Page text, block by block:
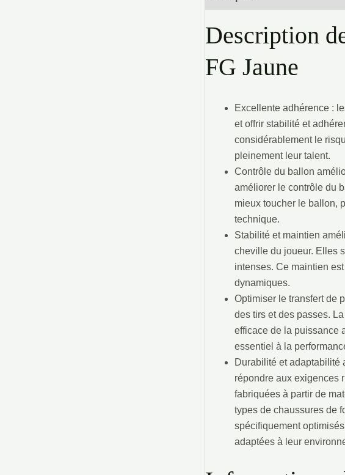
Description
FG Jaune
Excellente adhérence :
et offrir stabilité et
considérablement le
pleinement leur talent.
Contrôle du ballon
améliorer le contrôle du
mieux toucher le ballon,
technique.
Stabilité et maintien
cheville du joueur. Elles
intenses. Ce maintien
dynamiques.
Optimiser le transfert de
des tirs et des passes.
efficace de la puissance
essentiel à la
Durabilité et adaptabilité
répondre aux exigences
fabriquées à partir de
types de chaussures de
spécifiquement
adaptées à leur